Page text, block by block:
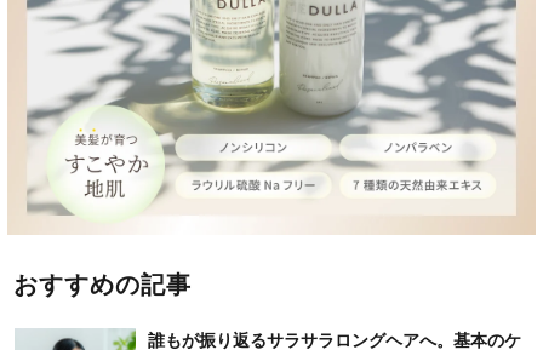
おすすめの記事
誰もが振り返るサラサラロングヘアへ。基本のケ